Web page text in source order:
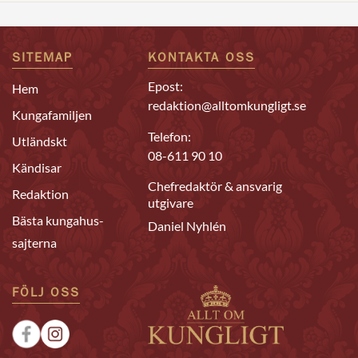
SITEMAP
Hem
Kungafamiljen
Utländskt
Kändisar
Redaktion
Bästa kungahus-
sajterna
KONTAKTA OSS
Epost:
redaktion@alltomkungligt.se
Telefon:
08-611 90 10
Chefredaktör & ansvarig
utgivare
Daniel Nyhlén
FÖLJ OSS